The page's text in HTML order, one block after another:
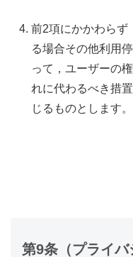
前2項にかかわらず
る場合その他利用
って，ユーザーの
れに代わるべき措
じるものとします。
第9条（プライバ